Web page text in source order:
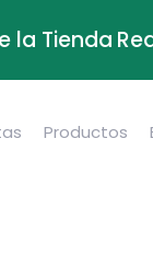
la Tienda
Productos